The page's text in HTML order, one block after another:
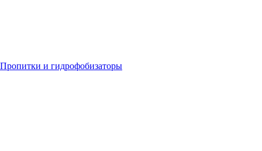
Пропитки и гидрофобизаторы